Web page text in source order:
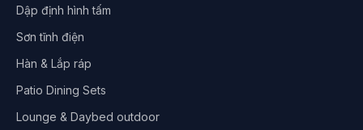
Dập định hình tấm
Sơn tĩnh điện
Hàn & Lắp ráp
Patio Dining Sets
Lounge & Daybed outdoor